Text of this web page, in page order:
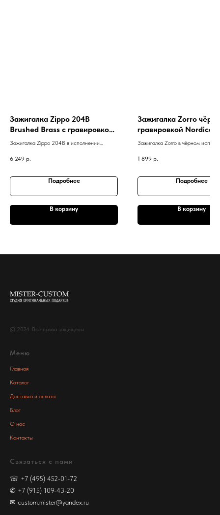
Зажигалка Zippo 204B
Brushed Brass с гравировкой
Beast (Зверь)
Зажигалка Zippo 204B в исполнении
6 249 р.
Подробнее
В корзину
Зажигалка Zorro
гравировкой Nordico
Зажигалка Zorro в чёрном
1 899 р.
Подробнее
В корзину
© 2024. Все права защищены
Меню
Главная
Каталог
Доставка и оплата
Блог
О нас
Контакты
Связаться с нами
☏ +7 (495) 452-01-72
✆ +7 (915) 109-43-20
✉ custom.mister@yandex.ru